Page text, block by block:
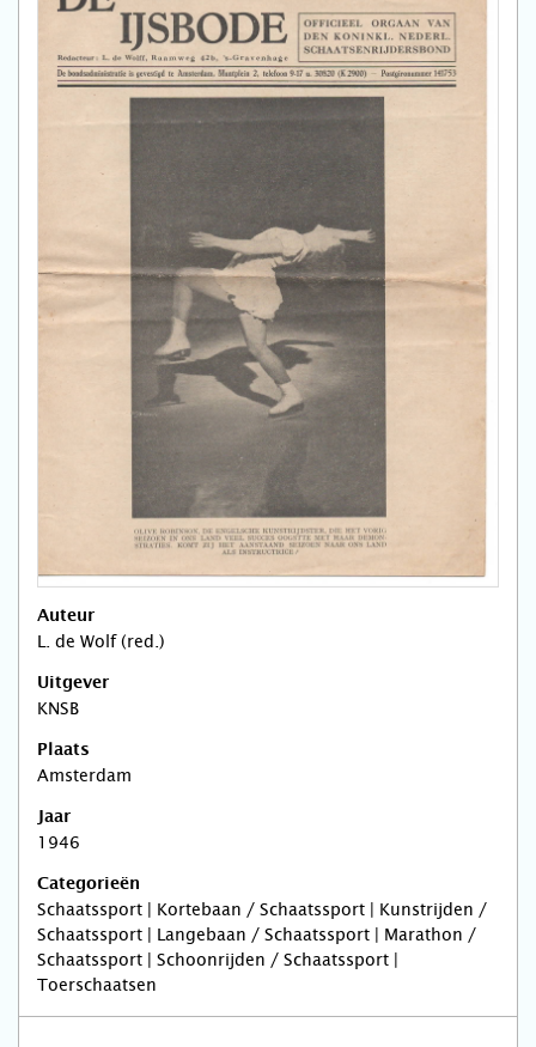
Auteur
L. de Wolf (red.)
Uitgever
KNSB
Plaats
Amsterdam
Jaar
1946
Categorieën
Schaatssport | Kortebaan / Schaatssport | Kunstrijden /
Schaatssport | Langebaan / Schaatssport | Marathon /
Schaatssport | Schoonrijden / Schaatssport |
Toerschaatsen